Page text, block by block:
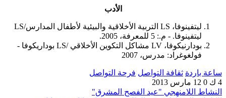
الأدب
ليتفينوفا، LS التربية الأخلاقية والبيئية لأطفال المدارس/LS
ليتفينوفا. - م.: 5 للمعرفة، 2005.
بودارنيكوفا، LV مشاكل التكوين الأخلاقي /LS بوداريكوفا -
فولغوغراد: مدرس، 2007
ساعة باردة ثقافة التواصل فرحة التواصل
4 ك
0 12 مارس 2013
النشاط اللامنهجي "عيد الفصح المشرق"